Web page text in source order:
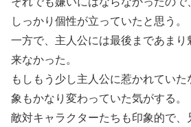
しっかり個性が立っていたと思う。
一方で、主人公には最後まであまり
来なかった。
もしもう少し主人公に惹かれてい
象もかなり変わっていた気がする。
敵対キャラクターたちも印象的で、